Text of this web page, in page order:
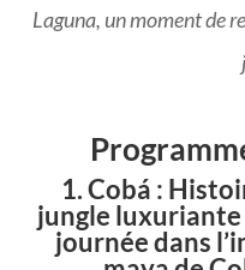
Laguna, un moment de
1. Cobá :
jungle luxuriante
journée dans